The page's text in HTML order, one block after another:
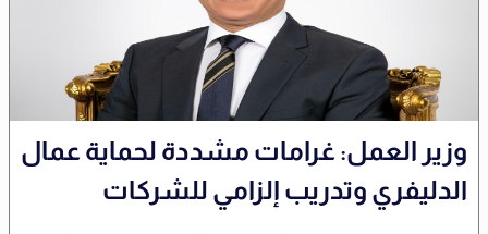
وزير العمل: غرامات مشددة لحماية عمال
الدليفري وتدريب إلزامي للشركات